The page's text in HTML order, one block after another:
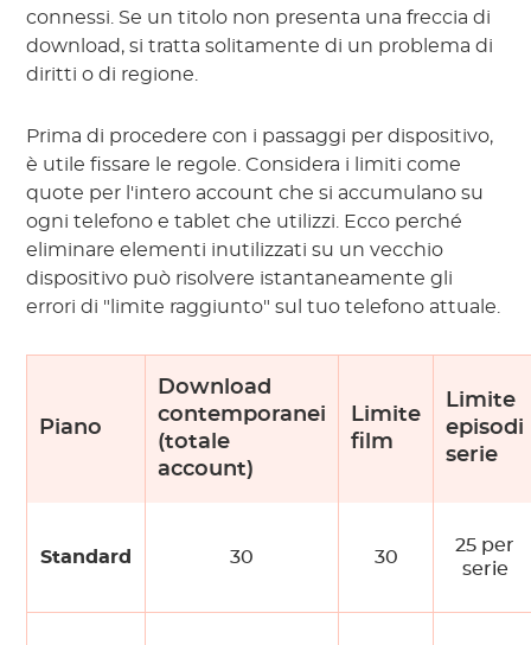
connessi. Se un titolo non presenta una freccia di
download, si tratta solitamente di un problema di
diritti o di regione.
Prima di procedere con i passaggi per dispositivo,
è utile fissare le regole. Considera i limiti come
quote per l'intero account che si accumulano su
ogni telefono e tablet che utilizzi. Ecco perché
eliminare elementi inutilizzati su un vecchio
dispositivo può risolvere istantaneamente gli
errori di "limite raggiunto" sul tuo telefono attuale.
Piano
Download
contemporanei
(totale
account)
Limite
film
Limite
episodi
serie
Standard 30 30
25 per
serie